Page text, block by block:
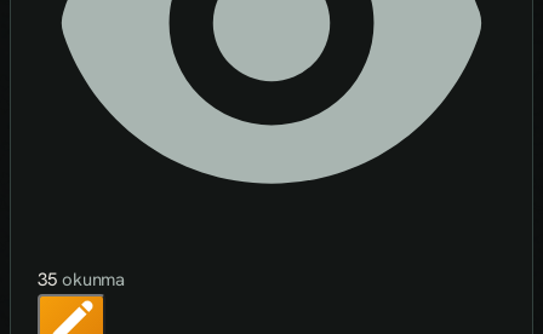
35 okunma